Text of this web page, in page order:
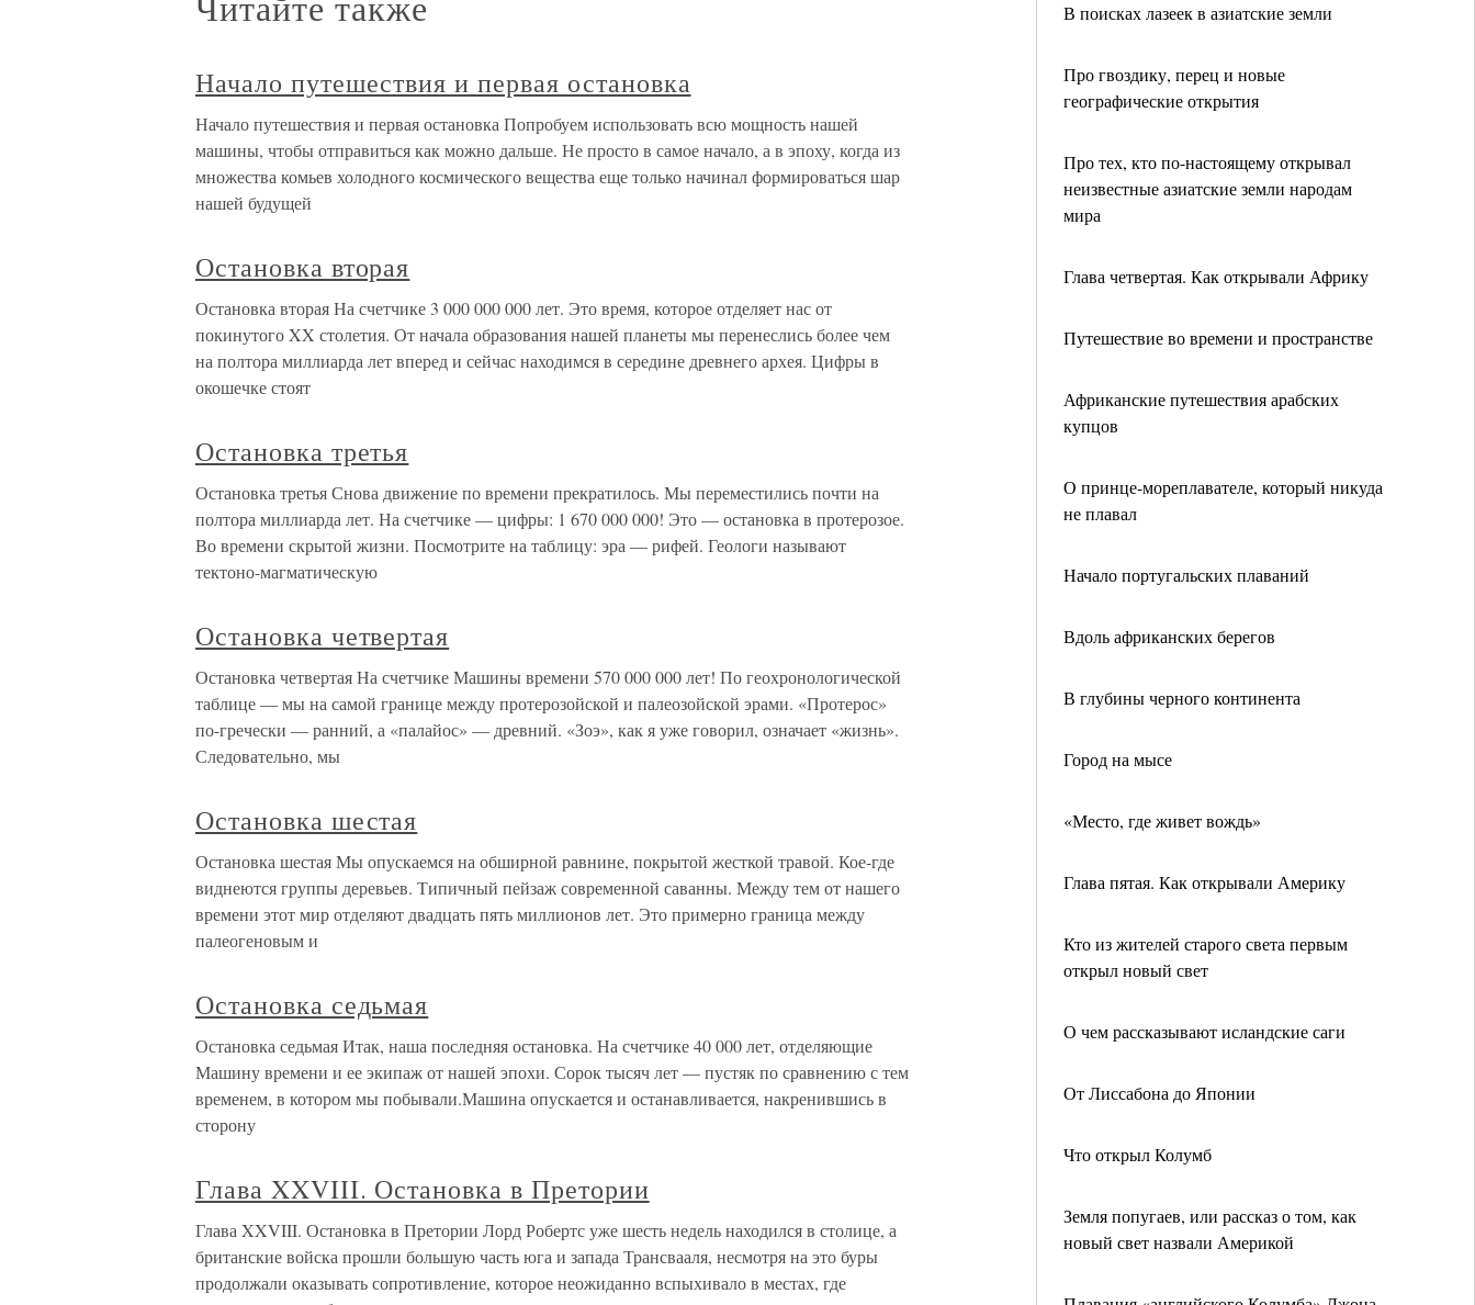
В поисках лазеек в азиатские земли
Про гвоздику, перец и новые
географические открытия
Про тех, кто по-настоящему открывал
неизвестные азиатские земли народам
мира
Глава четвертая. Как открывали Африку
Путешествие во времени и пространстве
Африканские путешествия арабских
купцов
О принце-мореплавателе, который никуда
не плавал
Начало португальских плаваний
Вдоль африканских берегов
В глубины черного континента
Город на мысе
«Место, где живет вождь»
Глава пятая. Как открывали Америку
Кто из жителей старого света первым
открыл новый свет
О чем рассказывают исландские саги
От Лиссабона до Японии
Что открыл Колумб
Земля попугаев, или рассказ о том, как
новый свет назвали Америкой
Начало путешествия и первая остановка
Начало путешествия и первая остановка Попробуем использовать всю мощность нашей
машины, чтобы отправиться как можно дальше. Не просто в самое начало, а в эпоху, когда из
множества комьев холодного космического вещества еще только начинал формироваться шар
нашей будущей
Остановка вторая
Остановка вторая На счетчике 3 000 000 000 лет. Это время, которое отделяет нас от
покинутого XX столетия. От начала образования нашей планеты мы перенеслись более чем
на полтора миллиарда лет вперед и сейчас находимся в середине древнего архея. Цифры в
окошечке стоят
Остановка третья
Остановка третья Снова движение по времени прекратилось. Мы переместились почти на
полтора миллиарда лет. На счетчике — цифры: 1 670 000 000! Это — остановка в протерозое.
Во времени скрытой жизни. Посмотрите на таблицу: эра — рифей. Геологи называют
тектоно-магматическую
Остановка четвертая
Остановка четвертая На счетчике Машины времени 570 000 000 лет! По геохронологической
таблице — мы на самой границе между протерозойской и палеозойской эрами. «Протерос»
по-гречески — ранний, а «палайос» — древний. «Зоэ», как я уже говорил, означает «жизнь».
Следовательно, мы
Остановка шестая
Остановка шестая Мы опускаемся на обширной равнине, покрытой жесткой травой. Кое-где
виднеются группы деревьев. Типичный пейзаж современной саванны. Между тем от нашего
времени этот мир отделяют двадцать пять миллионов лет. Это примерно граница между
палеогеновым и
Остановка седьмая
Остановка седьмая Итак, наша последняя остановка. На счетчике 40 000 лет, отделяющие
Машину времени и ее экипаж от нашей эпохи. Сорок тысяч лет — пустяк по сравнению с тем
временем, в котором мы побывали.Машина опускается и останавливается, накренившись в
сторону
Глава XXVIII. Остановка в Претории
Глава XXVIII. Остановка в Претории Лорд Робертс уже шесть недель находился в столице, а
британские войска прошли большую часть юга и запада Трансвааля, несмотря на это буры
продолжали оказывать сопротивление, которое неожиданно вспыхивало в местах, где